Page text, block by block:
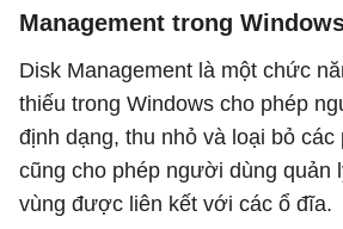
Management trong
Disk Management là một chức
thiếu trong Windows cho phép
định dạng, thu nhỏ và loại bỏ các
cũng cho phép người dùng quản
vùng được liên kết với các ổ đĩa.